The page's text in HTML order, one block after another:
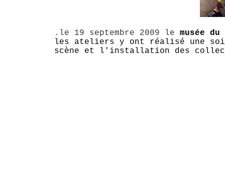
.le 19 septembre 2009 le musée
les ateliers y ont réalisé une
scène et l'installation des